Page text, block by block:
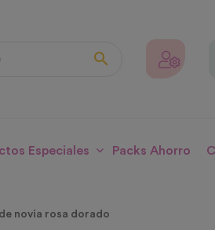

Especiales Packs Ahorro
novia rosa dorado